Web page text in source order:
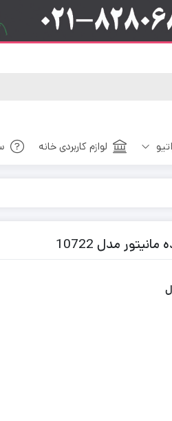
لوازم کاربردی خانه
مدل 10722